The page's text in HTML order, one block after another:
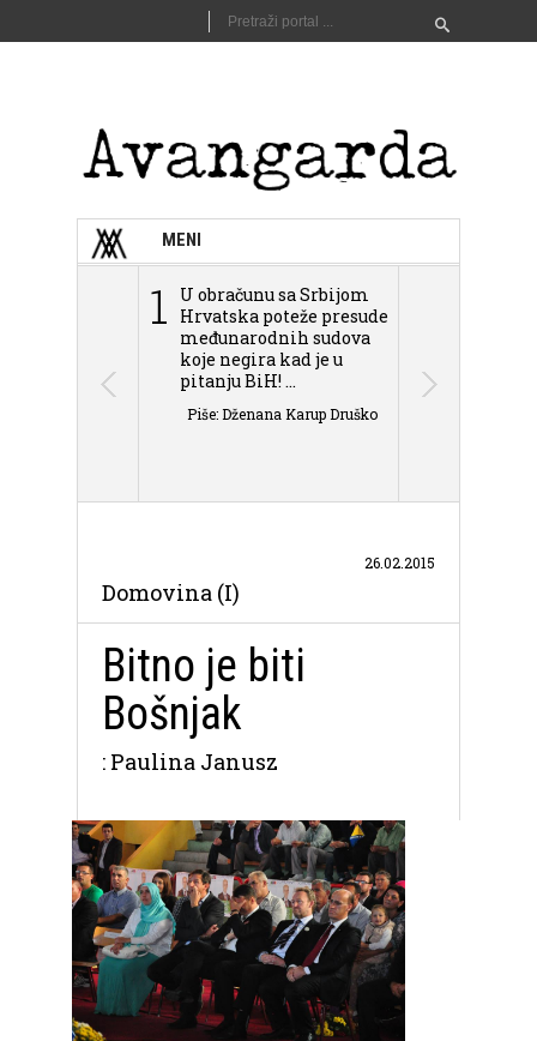
MENI
1
U obračunu sa Srbijom
Hrvatska poteže presude
međunarodnih sudova
koje negira kad je u
pitanju BiH! ...
Piše: Dženana Karup Druško
Domovina (I)
26.02.2015
Bitno je biti
Bošnjak
: Paulina Janusz